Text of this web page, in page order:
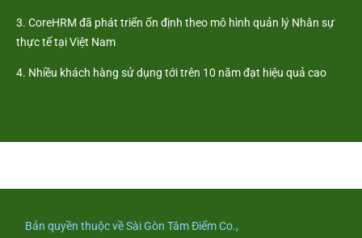
3. CoreHRM đã phát triển ổn định theo mô hình quản lý Nhân sự
thực tế tại Việt Nam
4. Nhiều khách hàng sử dụng tới trên 10 năm đạt hiệu quả cao
Bản quyền thuộc về Sài Gòn Tâm Điểm Co.,